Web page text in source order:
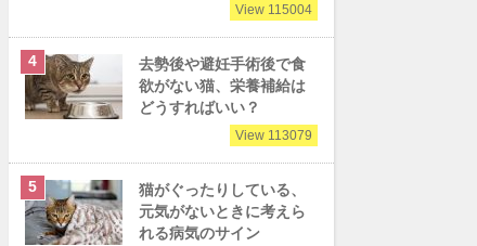
View 115004
去勢後や避妊手術後で食
欲がない猫、栄養補給は
どうすればいい？
View 113079
猫がぐったりしている、
元気がないときに考えら
れる病気のサイン